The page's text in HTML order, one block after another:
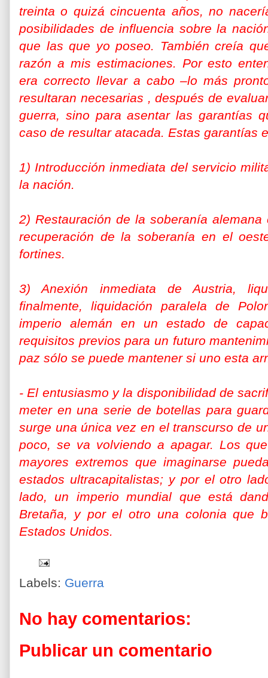
treinta o quizá cincuenta años, no
posibilidades de influencia sobre la
que las que yo poseo. También creía
razón a mis estimaciones. Por esto
era correcto llevar a cabo –lo más
resultaran necesarias , después de
guerra, sino para asentar las garantías
caso de resultar atacada. Estas garantías
1) Introducción inmediata del servicio
la nación.
2) Restauración de la soberanía
recuperación de la soberanía en el
fortines.
3) Anexión inmediata de Austria,
finalmente, liquidación paralela de
imperio alemán en un estado de
requisitos previos para un futuro
paz sólo se puede mantener si uno esta
- El entusiasmo y la disponibilidad de
meter en una serie de botellas para
surge una única vez en el transcurso de
poco, se va volviendo a apagar. Los
mayores extremos que imaginarse
estados ultracapitalistas; y por el otro
lado, un imperio mundial que está
Bretaña, y por el otro una colonia que
Estados Unidos.
Labels: Guerra
No hay comentarios:
Publicar un comentario